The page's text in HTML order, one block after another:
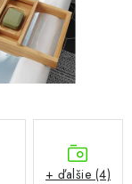
+ ďalšie (4)